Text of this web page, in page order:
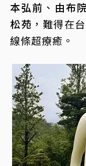
本弘前 、 由布
松苑 ，難得在
線條超療癒。